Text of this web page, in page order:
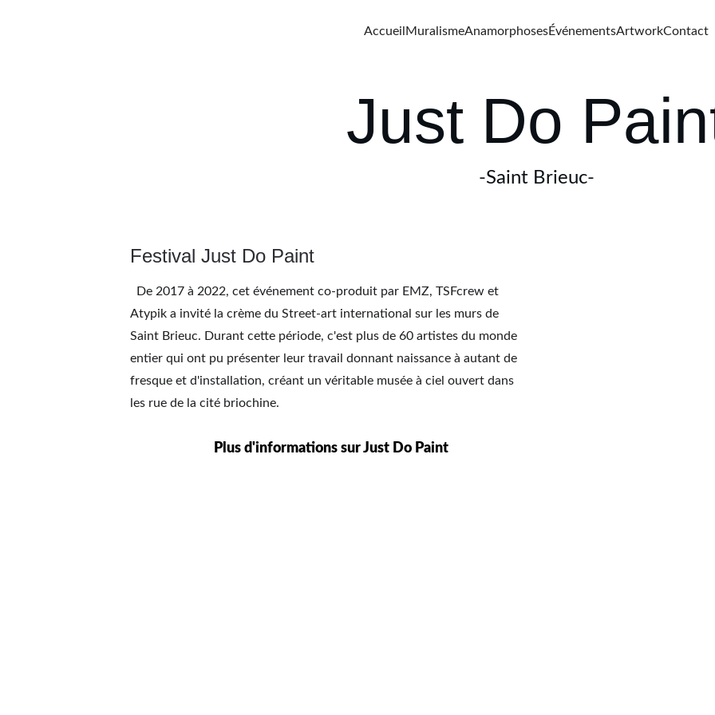
Accueil MuralismeAnamorphosesÉvénementsArtworkContact
Just Do
-Saint Brieuc-
Festival Just Do Paint
Atypik a invité la crème du Street-art international sur les murs de
Saint Brieuc. Durant cette période, c'est plus de 60 artistes du monde
entier qui ont pu présenter leur travail donnant naissance à autant de
fresque et d'installation, créant un véritable musée à ciel ouvert dans
les rue de la cité briochine.
Plus d'informations sur Just Do Paint